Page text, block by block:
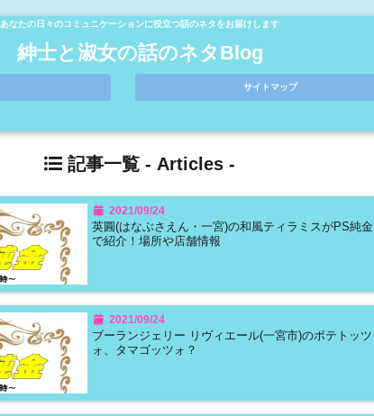
あなたの日々のコミュニケーションに役立つ話のネタをお届けします
紳士と淑女の話のネタBlog
サイトマップ
記事一覧 - Articles -
2021/09/24
英圓(はなぶさえん・一宮)の和風ティラミスがPS純金
で紹介！場所や店舗情報
2021/09/24
ブーランジェリー リヴィエール(一宮市)のポテトッツ
ォ、タマゴッツォ？